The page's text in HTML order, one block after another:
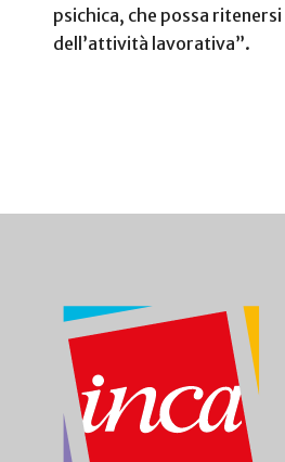
psichica, che possa ritenersi
dell’attività lavorativa”.